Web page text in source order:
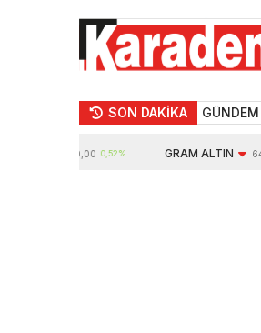
SON DAKİKA GÜNDEM
0,52% GRAM ALTIN 6489,50